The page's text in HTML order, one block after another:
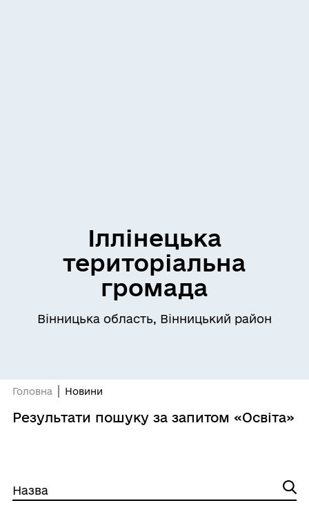
Іллінецька
територіальна
громада
Вінницька область, Вінницький район
Головна Новини
Результати пошуку за запитом «Освіта»
Назва